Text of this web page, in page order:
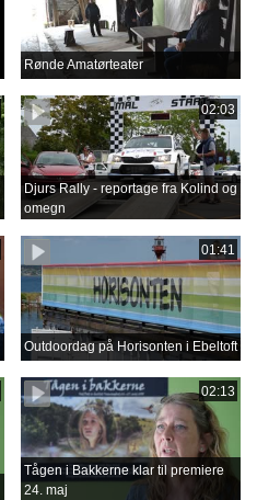
Rønde Amatørteater
02:03
Djurs Rally - reportage fra Kolind og
omegn
01:41
Outdoordag på Horisonten i Ebeltoft
02:13
Tågen i Bakkerne klar til premiere
24. maj